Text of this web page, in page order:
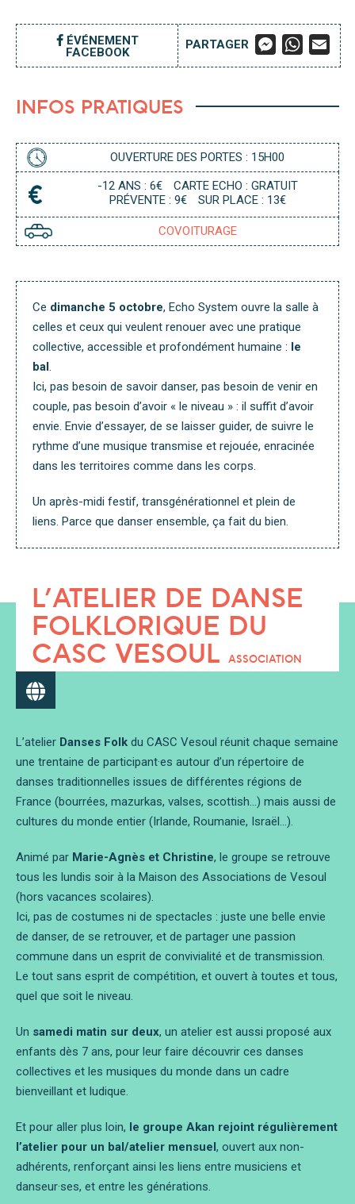
ÉVÉNEMENT
FACEBOOK
PARTAGER
M
E
S
N
R
W
H
A
A
M
A
INFOS PRATIQUES
OUVERTURE DES PORTES : 15H00
-12 ANS : 6€
CARTE ECHO : GRATUIT
PRÉVENTE : 9€
SUR PLACE : 13€
COVOITURAGE
Ce dimanche 5 octobre, Echo System ouvre la salle à
celles et ceux qui veulent renouer avec une pratique
collective, accessible et profondément humaine : le
bal.
Ici, pas besoin de savoir danser, pas besoin de venir en
couple, pas besoin d’avoir « le niveau » : il suffit d’avoir
envie. Envie d’essayer, de se laisser guider, de suivre le
rythme d’une musique transmise et rejouée, enracinée
dans les territoires comme dans les corps.
Un après-midi festif, transgénérationnel et plein de
liens. Parce que danser ensemble, ça fait du bien.
L’ATELIER DE DANSE
FOLKLORIQUE DU
CASC VESOUL
ASSOCIATION
L’atelier Danses Folk du CASC Vesoul réunit chaque semaine
une trentaine de participant·es autour d’un répertoire de
danses traditionnelles issues de différentes régions de
France (bourrées, mazurkas, valses, scottish…) mais aussi de
cultures du monde entier (Irlande, Roumanie, Israël…).
Animé par Marie-Agnès et Christine, le groupe se retrouve
tous les lundis soir à la Maison des Associations de Vesoul
(hors vacances scolaires).
Ici, pas de costumes ni de spectacles : juste une belle envie
de danser, de se retrouver, et de partager une passion
commune dans un esprit de convivialité et de transmission.
Le tout sans esprit de compétition, et ouvert à toutes et tous,
quel que soit le niveau.
Un samedi matin sur deux, un atelier est aussi proposé aux
enfants dès 7 ans, pour leur faire découvrir ces danses
collectives et les musiques du monde dans un cadre
bienveillant et ludique.
Et pour aller plus loin, le groupe Akan rejoint régulièrement
l’atelier pour un bal/atelier mensuel, ouvert aux non-
adhérents, renforçant ainsi les liens entre musiciens et
danseur·ses, et entre les générations.